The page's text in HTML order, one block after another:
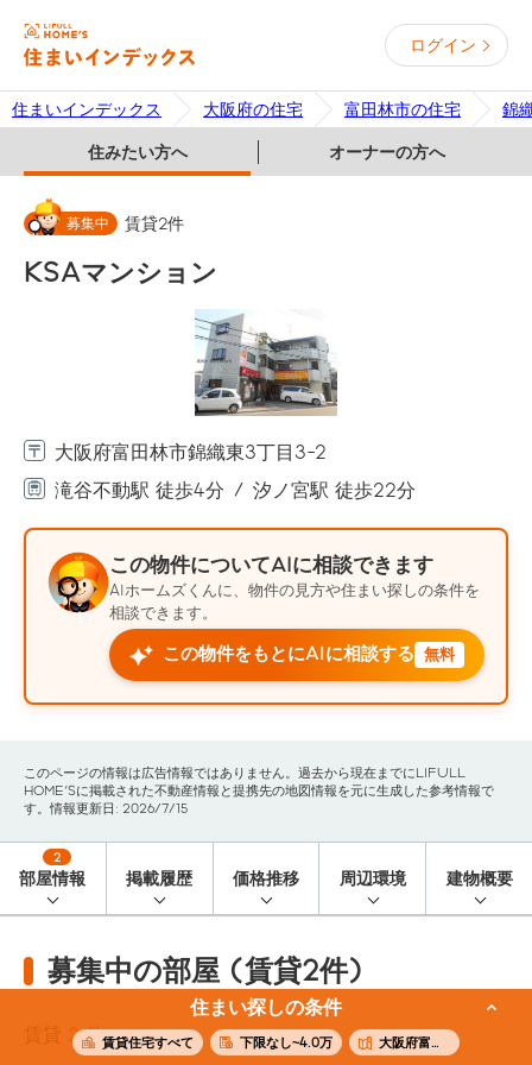
ログイン
住まいインデックス 大阪府の住宅 富田林市の住宅 錦
住みたい方へ オーナーの方へ
住まい探しの条件
賃貸住宅すべて 下限なし~4.0万 大阪府富田林市
募集中 賃貸2件
KSAマンション
大阪府富田林市錦織東3丁目3-2
滝谷不動駅 徒歩4分
汐ノ宮駅 徒歩22分
この物件についてAIに相談できます
AIホームズくんに、物件の見方や住まい探しの条件を
相談できます。
この物件をもとにAIに相談する 無料
このページの情報は広告情報ではありません。過去から現在までにLIFULL
HOME'Sに掲載された不動産情報と提携先の地図情報を元に生成した参考情報で
す。情報更新日: 2026/7/15
部屋情報
2
掲載履歴 価格推移 周辺環境 建物概要
募集中の部屋 (賃貸2件)
2 件